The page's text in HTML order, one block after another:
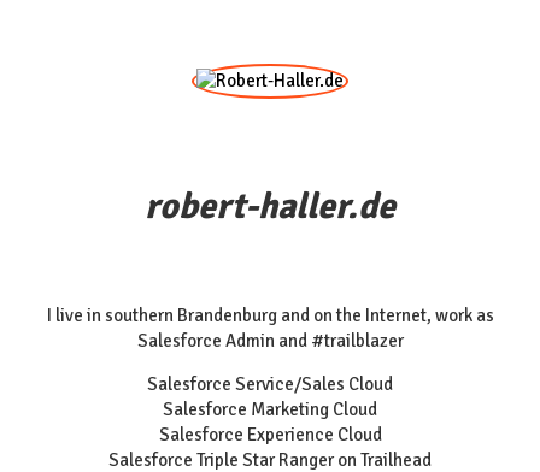
robert-haller.de
I live in southern Brandenburg and on the Internet, work as
Salesforce Admin and #trailblazer
Salesforce Service/Sales Cloud
Salesforce Marketing Cloud
Salesforce Experience Cloud
Salesforce Triple Star Ranger on Trailhead